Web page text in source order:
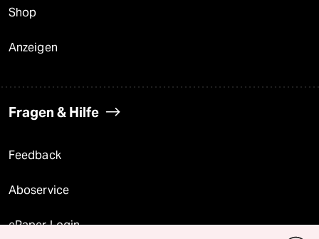
Shop
Anzeigen
Fragen & Hilfe
Feedback
Aboservice
ePaper Login